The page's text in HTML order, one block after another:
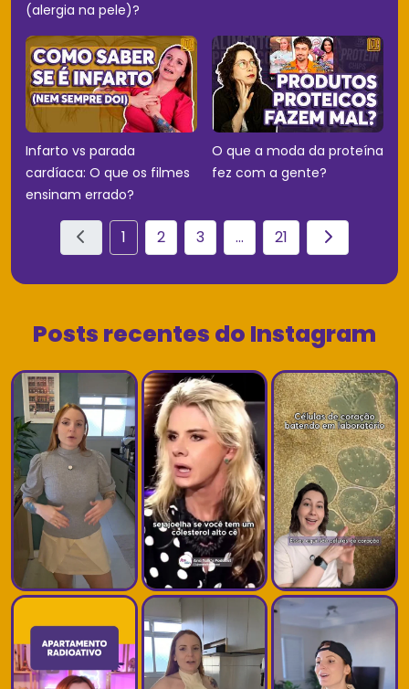
(alergia na pele)?
Infarto vs parada
cardíaca: O que os filmes
ensinam errado?
O que a moda da proteína
fez com a gente?
1 2 3 ... 21
Posts recentes do Instagram